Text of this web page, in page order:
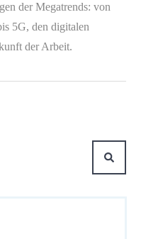
der Megatrends: von
5G, den digitalen
der Arbeit.